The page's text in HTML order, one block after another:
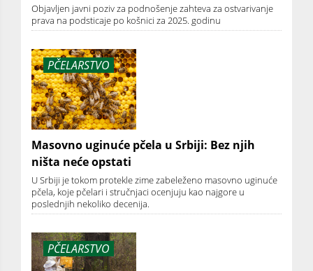
Objavljen javni poziv za podnošenje zahteva za ostvarivanje
prava na podsticaje po košnici za 2025. godinu
PČELARSTVO
Masovno uginuće pčela u Srbiji: Bez njih
ništa neće opstati
U Srbiji je tokom protekle zime zabeleženo masovno uginuće
pčela, koje pčelari i stručnjaci ocenjuju kao najgore u
poslednjih nekoliko decenija.
PČELARSTVO